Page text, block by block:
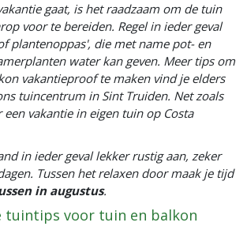
gaat, is het raadzaam om de tuin
voor te bereiden. Regel in ieder geval
plantenoppas', die met name pot- en
water kan geven. Meer tips om
vakantieproof te maken vind je elders
tuincentrum in Sint Truiden. Net zoals
vakantie in eigen tuin op Costa
in ieder geval lekker rustig aan, zeker
Tussen het relaxen door maak je tijd
in augustus.
tuintips voor tuin en balkon